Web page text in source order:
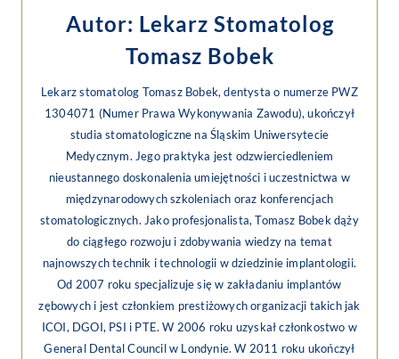
Autor: Lekarz Stomatolog
Tomasz Bobek
Lekarz stomatolog Tomasz Bobek, dentysta o numerze PWZ
1304071 (Numer Prawa Wykonywania Zawodu), ukończył
studia stomatologiczne na Śląskim Uniwersytecie
Medycznym. Jego praktyka jest odzwierciedleniem
nieustannego doskonalenia umiejętności i uczestnictwa w
międzynarodowych szkoleniach oraz konferencjach
stomatologicznych. Jako profesjonalista, Tomasz Bobek dąży
do ciągłego rozwoju i zdobywania wiedzy na temat
najnowszych technik i technologii w dziedzinie implantologii.
Od 2007 roku specjalizuje się w zakładaniu implantów
zębowych i jest członkiem prestiżowych organizacji takich jak
ICOI, DGOI, PSI i PTE. W 2006 roku uzyskał członkostwo w
General Dental Council w Londynie. W 2011 roku ukończył